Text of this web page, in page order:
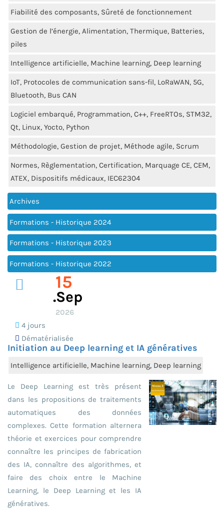
Fiabilité des composants, Sûreté de fonctionnement
Gestion de l’énergie, Alimentation, Thermique, Batteries,
piles
Intelligence artificielle, Machine learning, Deep learning
IoT, Protocoles de communication sans-fil, LoRaWAN, 5G,
Bluetooth, Bus CAN
Logiciel embarqué, Programmation, C++, FreeRTOs, STM32,
Qt, Linux, Yocto, Python
Méthodologie, Gestion de projet, Méthode agile, Scrum
Normes, Règlementation, Certification, Marquage CE, CEM,
ATEX, Dispositifs médicaux, IEC62304
Archives
Formations - Historique 2024
Formations - Historique 2023
Formations - Historique 2022
15
.sep
2026
4 jours
Dématérialisée
Initiation au Deep learning et IA génératives
Intelligence artificielle, Machine learning, Deep learning
Le Deep Learning est très présent
dans les propositions de traitements
automatiques des données
complexes. Cette formation alternera
théorie et exercices pour comprendre
connaître les principes de fabrication
des IA, connaître des algorithmes, et
faire des choix entre le Machine
Learning, le Deep Learning et les IA
génératives.